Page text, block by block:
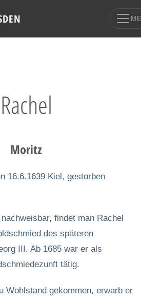
Rachel
Moritz
16.6.1639 Kiel, gestorben
findet man Rachel
des späteren
III. Ab 1685 war er als
tätig.
Wohlstand gekommen, erwarb er